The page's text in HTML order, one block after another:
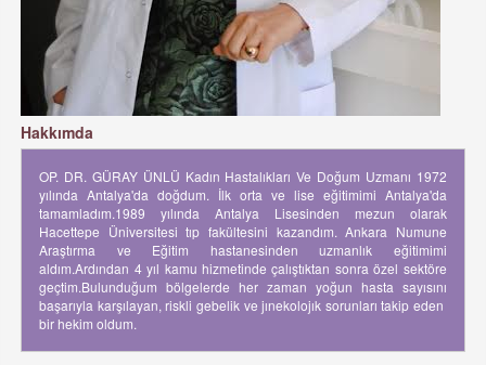
Hakkımda
OP. DR. GÜRAY ÜNLÜ Kadın Hastalıkları Ve Doğum Uzmanı 1972
yılında Antalya'da doğdum. İlk orta ve lise eğitimimi Antalya'da
tamamladım.1989 yılında Antalya Lisesinden mezun olarak
Hacettepe Üniversitesi tıp fakültesini kazandım. Ankara Numune
Araştırma ve Eğitim hastanesinden uzmanlık eğitimimi
aldım.Ardından 4 yıl kamu hizmetinde çalıştıktan sonra özel sektöre
geçtim.Bulunduğum bölgelerde her zaman yoğun hasta sayısını
başarıyla karşılayan, riskli gebelik ve jınekolojık sorunları takip eden
bir hekim oldum.